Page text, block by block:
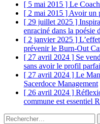
[ 5 mai 2015 ] Le
[ 2 mai 2015 ] Avoir un
[ 29 juillet 2025 ]
enraciné dans la poésie
[ 2 janvier 2025 ]
prévenir le Burn-Out
[ 27 avril 2024 ] Se
sans avoir le profil
[ 27 avril 2024 ] Le
Sacerdoce Management
[ 26 avril 2024 ]
commune est essentiel
Rechercher :